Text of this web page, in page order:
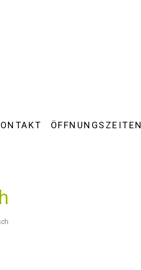
ÖFFNUNGSZEITEN